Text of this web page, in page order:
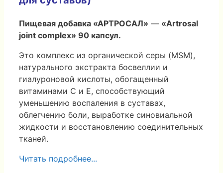
Пищевая добавка «АРТРОСАЛ» — «Artrosal
joint complex» 90 капсул.
Это комплекс из органической серы (MSM),
натурального экстракта босвеллии и
гиалуроновой кислоты, обогащенный
витаминами C и E, cпособствующий
уменьшению воспаления в суставах,
облегчению боли, выработке синовиальной
жидкости и восстановлению соединительных
тканей.
Читать подробнее...